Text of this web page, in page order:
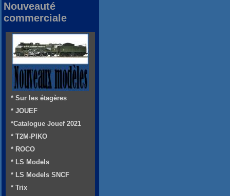
Nouveauté
commerciale
* Sur les étagères
* JOUEF
*Catalogue Jouef 2021
* T2M-PIKO
* ROCO
* LS Models
* LS Models SNCF
* Trix